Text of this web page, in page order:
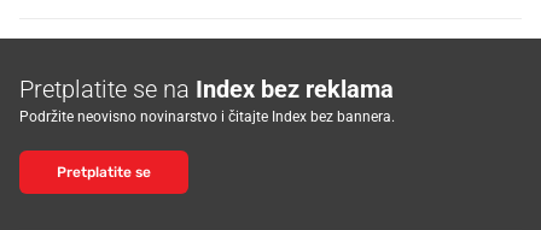
Pretplatite se na Index bez reklama
Podržite neovisno novinarstvo i čitajte Index bez bannera.
Pretplatite se